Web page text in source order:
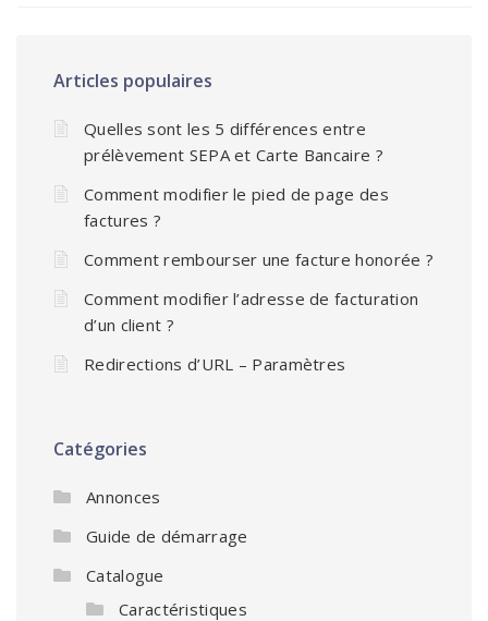
Articles populaires
Quelles sont les 5 différences entre
prélèvement SEPA et Carte Bancaire ?
Comment modifier le pied de page des
factures ?
Comment rembourser une facture honorée ?
Comment modifier l’adresse de facturation
d’un client ?
Redirections d’URL – Paramètres
Catégories
Annonces
Guide de démarrage
Catalogue
Caractéristiques